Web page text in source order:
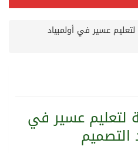
لتعليم عسير في أولمبياد
لتعليم عسير في
التصميم